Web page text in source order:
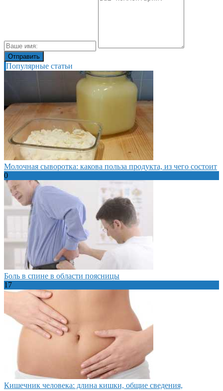
Популярные статьи
Молочная сыворотка: какова польза продукта, из чего состоит
0
Боль в спине в области поясницы
17
Кишечник человека: длина кишки, общие сведения,